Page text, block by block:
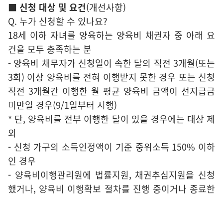
■ 신청 대상 및 요건(개선사항)
Q. 누가 신청할 수 있나요?
18세 이하 자녀를 양육하는 양육비 채권자 중 아래 요
건을 모두 충족하는 분
- 양육비 채무자가 신청일이 속한 달의 직전 3개월(또는
3회) 이상 양육비를 전혀 이행받지 못한 경우 또는 신청
직전 3개월간 이행한 월 평균 양육비 금액이 선지급금
미만일 경우(9/1일부터 시행)
* 단, 양육비를 전부 이행한 달이 있을 경우에는 대상 제
외
- 신청 가구의 소득인정액이 기준 중위소득 150% 이하
인 경우
- 양육비이행관리원에 법률지원, 채권추심지원을 신청
했거나, 양육비 이행확보 절차를 진행 중이거나 종료한